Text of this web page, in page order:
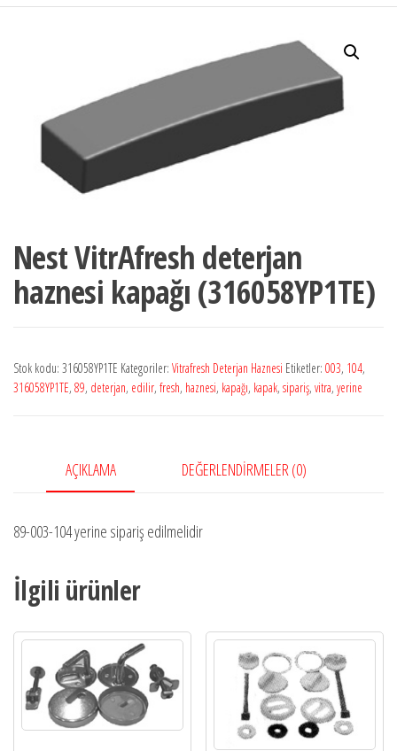
Nest VitrAfresh deterjan
haznesi kapağı (316058YP1TE)
Stok kodu: 316058YP1TE Kategoriler: Vitrafresh Deterjan Haznesi Etiketler: 003, 104,
316058YP1TE, 89, deterjan, edilir, fresh, haznesi, kapağı, kapak, sipariş, vitra, yerine
AÇIKLAMA DEĞERLENDIRMELER (0)
89-003-104 yerine sipariş edilmelidir
İlgili ürünler